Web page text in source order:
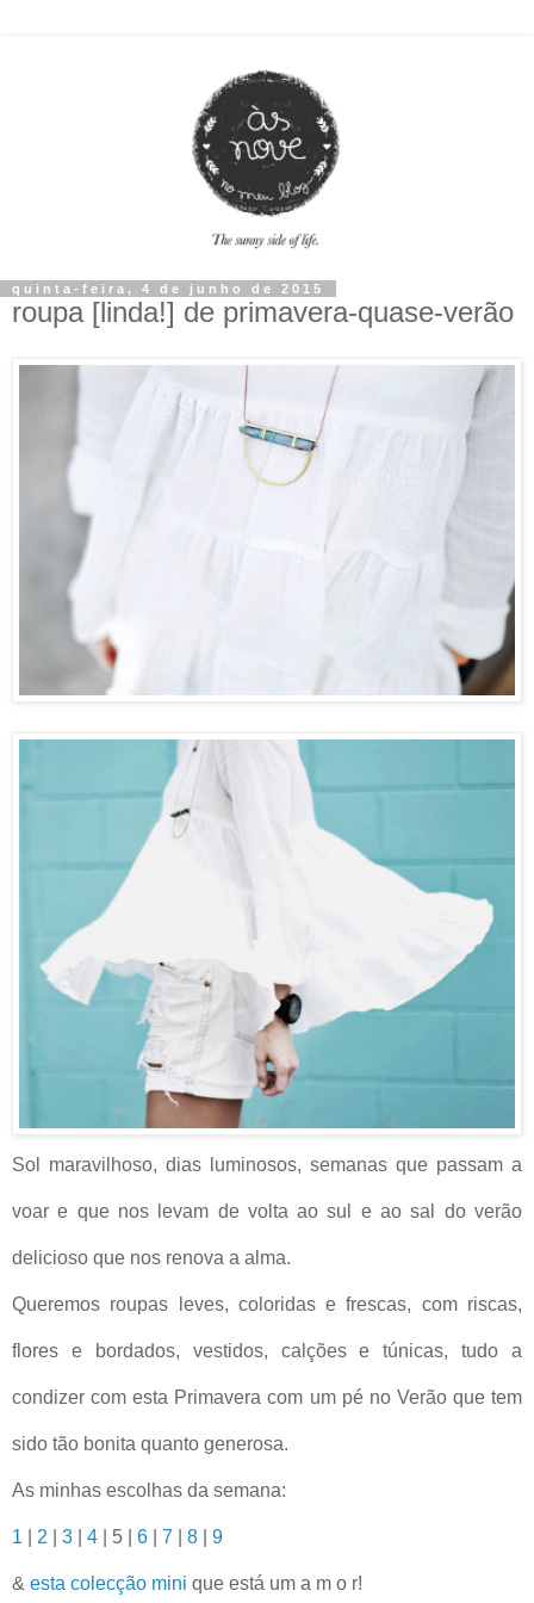
quinta-feira, 4 de junho de 2015
roupa [linda!] de primavera-quase-verão
Sol maravilhoso, dias luminosos, semanas que passam a
voar e que nos levam de volta ao sul e ao sal do verão
delicioso que nos renova a alma.
Queremos roupas leves, coloridas e frescas, com riscas,
flores e bordados, vestidos, calções e túnicas, tudo a
condizer com esta Primavera com um pé no Verão que tem
sido tão bonita quanto generosa.
As minhas escolhas da semana:
1 2 3 4 | 5 | 6 7 8 9
& esta colecção mini que está um a m o r!